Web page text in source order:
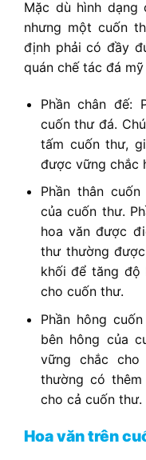
Mặc dù hình dạng
nhưng một cuốn
định phải có đầy
quán chế tác đá
Phần chân đế:
cuốn thư đá.
tấm cuốn thư,
được vững chắc
Phần thân
của cuốn thư.
hoa văn được
thư thường
khối để tăng độ
cho cuốn thư.
Phần hông
bên hông của
vững chắc
thường có
cho cả cuốn thư.
Hoa văn trên